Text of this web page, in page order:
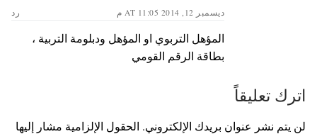
ديسمبر 12, 2014 AT 11:05 م رد
المؤهل التربوي او المؤهل ودبلومة التربية ،
بطاقة الرقم القومي
اترك تعليقاً
لن يتم نشر عنوان بريدك الإلكتروني. الحقول الإلزامية مشار إليها